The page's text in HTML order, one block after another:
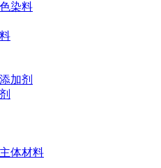
染料
加剂
体材料